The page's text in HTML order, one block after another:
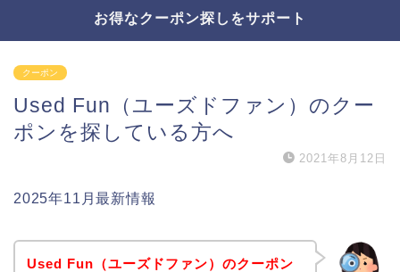
お得なクーポン探しをサポート
クーポン
Used Fun（ユーズドファン）のクー
ポンを探している方へ
2021年8月12日
2025年11月最新情報
Used Fun（ユーズドファン）のクーポン